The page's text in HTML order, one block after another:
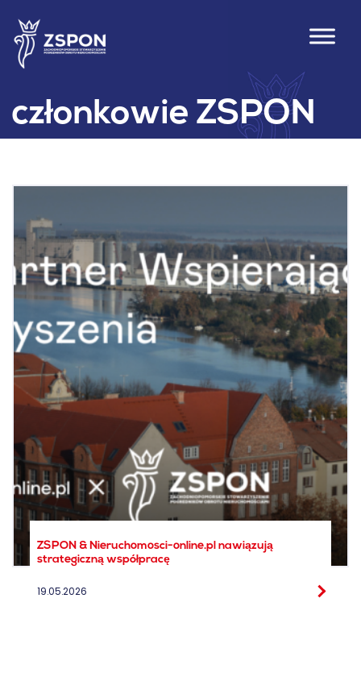
członkowie ZSPON
ZSPON & Nieruchomosci-online.pl nawiązują
strategiczną współpracę
19.05.2026